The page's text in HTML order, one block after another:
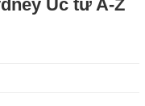
Úc từ A-Z